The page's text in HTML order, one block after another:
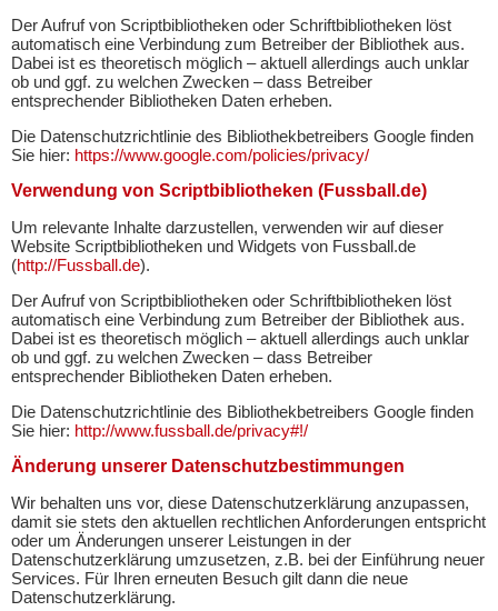
Der Aufruf von Scriptbibliotheken oder Schriftbibliotheken löst
automatisch eine Verbindung zum Betreiber der Bibliothek aus.
Dabei ist es theoretisch möglich – aktuell allerdings auch unklar
ob und ggf. zu welchen Zwecken – dass Betreiber
entsprechender Bibliotheken Daten erheben.
Die Datenschutzrichtlinie des Bibliothekbetreibers Google finden
Sie hier: https://www.google.com/policies/privacy/
Verwendung von Scriptbibliotheken (Fussball.de)
Um relevante Inhalte darzustellen, verwenden wir auf dieser
Website Scriptbibliotheken und Widgets von Fussball.de
(http://Fussball.de).
Der Aufruf von Scriptbibliotheken oder Schriftbibliotheken löst
automatisch eine Verbindung zum Betreiber der Bibliothek aus.
Dabei ist es theoretisch möglich – aktuell allerdings auch unklar
ob und ggf. zu welchen Zwecken – dass Betreiber
entsprechender Bibliotheken Daten erheben.
Die Datenschutzrichtlinie des Bibliothekbetreibers Google finden
Sie hier: http://www.fussball.de/privacy#!/
Änderung unserer Datenschutzbestimmungen
Wir behalten uns vor, diese Datenschutzerklärung anzupassen,
damit sie stets den aktuellen rechtlichen Anforderungen entspricht
oder um Änderungen unserer Leistungen in der
Datenschutzerklärung umzusetzen, z.B. bei der Einführung neuer
Services. Für Ihren erneuten Besuch gilt dann die neue
Datenschutzerklärung.